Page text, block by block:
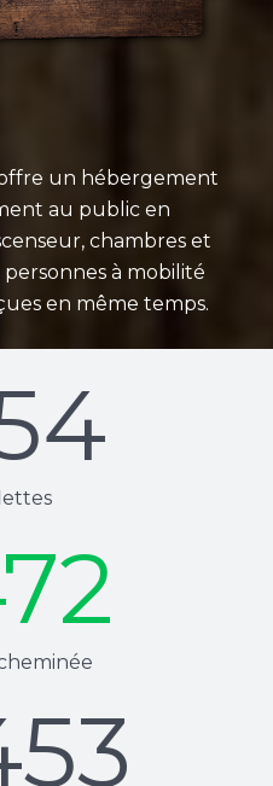
un hébergement
au public en
chambres et
personnes à mobilité
en même temps.